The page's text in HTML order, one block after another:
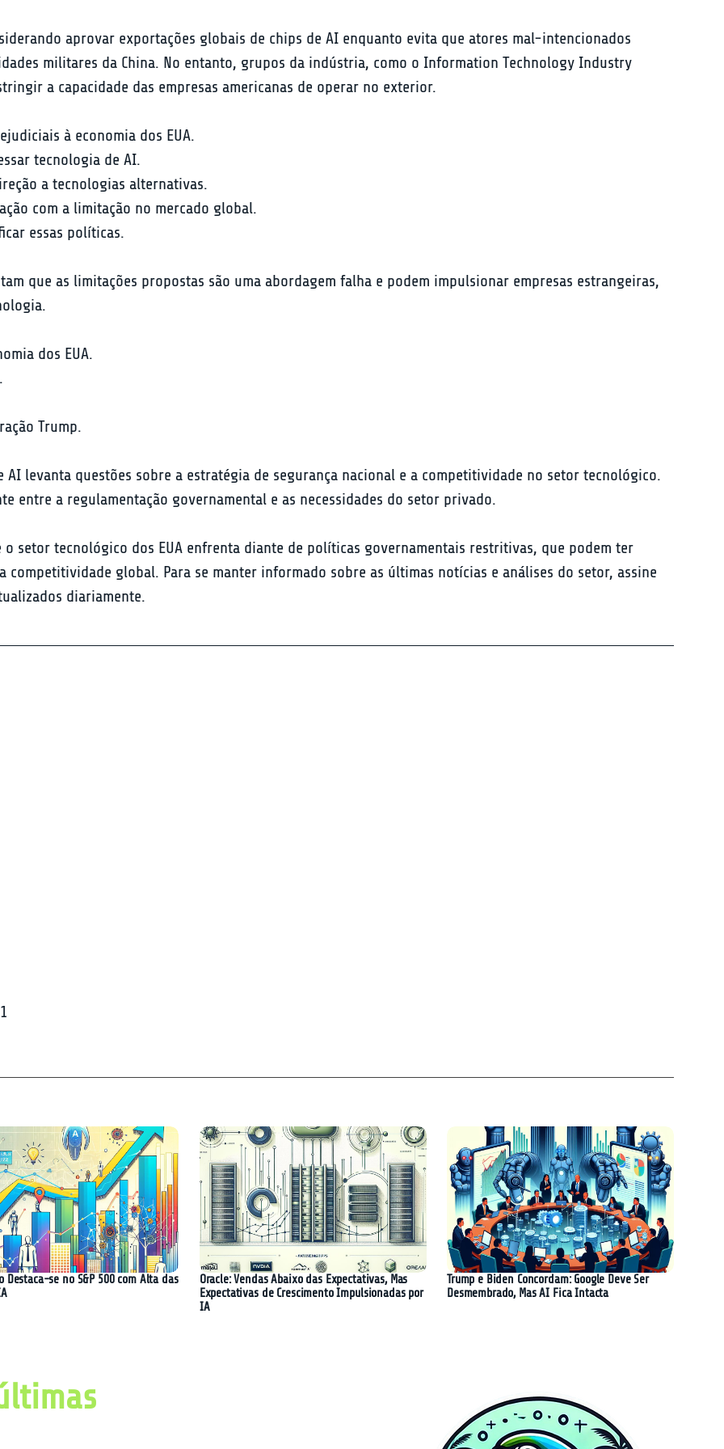
aprovar exportações globais de chips de AI enquanto evita que atores mal-intencionados
militares da China. No entanto, grupos da indústria, como o Information Technology Industry
a capacidade das empresas americanas de operar no exterior.
à economia dos EUA.
tecnologia de AI.
a tecnologias alternativas.
com a limitação no mercado global.
essas políticas.
que as limitações propostas são uma abordagem falha e podem impulsionar empresas estrangeiras,
dos EUA.
Trump.
AI levanta questões sobre a estratégia de segurança nacional e a competitividade no setor tecnológico.
entre a regulamentação governamental e as necessidades do setor privado.
setor tecnológico dos EUA enfrenta diante de políticas governamentais restritivas, que podem ter
competitividade global. Para se manter informado sobre as últimas notícias e análises do setor, assine
diariamente.
Destaca-se no S&P 500 com Alta das
Oracle: Vendas Abaixo das Expectativas, Mas
Expectativas de Crescimento Impulsionadas por
IA
Trump e Biden Concordam: Google Deve Ser
Desmembrado, Mas AI Fica Intacta